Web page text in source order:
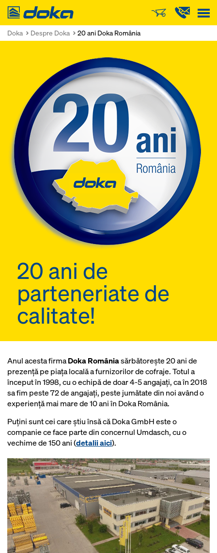
Doka
Doka Despre Doka 20 ani Doka România
20 ani de
parteneriate de
calitate!
Anul acesta firmaDoka Româniasărbătorește 20 ani de
prezență pe piața locală a furnizorilor de cofraje. Totul a
început în 1998, cu o echipă de doar 4-5 angajați, ca în 2018
sa fim peste 72 de angajați, peste jumătate din noi având o
experiență mai mare de 10 ani în Doka România.
Puțini sunt cei care știu însă că Doka GmbH este o
companie ce face parte din concernul Umdasch, cu o
vechime de 150 ani (detalii aici).